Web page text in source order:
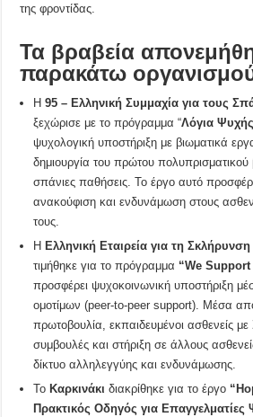
της φροντίδας.
Τα βραβεία
παρακάτω
Η95 – Ελληνική Συμμαχία για τους
ξεχώρισε με το πρόγραμμα “Λόγια
ψυχολογική υποστήριξη με βιωματικά
δημιουργία του πρώτου πολυπρισματικού
σπάνιες παθήσεις. Το έργο αυτό
ανακούφιση και ενδυνάμωση στους
τους.
ΗΕλληνική Εταιρεία για τη
τιμήθηκε για το πρόγραμμα “We
προσφέρει ψυχοκοινωνική υποστήριξη
ομοτίμων (peer-to-peer support). Μέσα
πρωτοβουλία, εκπαιδευμένοι ασθενείς
συμβουλές και στήριξη σε άλλους
δίκτυο αλληλεγγύης και ενδυνάμωσης.
ΤοΚαρκινάκιδιακρίθηκε για το έργο
Πρακτικός Οδηγός για Επαγγελματίες